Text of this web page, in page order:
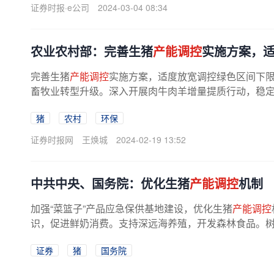
证券时报·e公司
2024-03-04 08:34
农业农村部：完善生猪产能调控实施方案，
完善生猪产能调控实施方案，适度放宽调控绿色区间下
畜牧业转型升级。深入开展肉牛肉羊增量提质行动，稳
猪 农村
环保
证券时报网
王焕城 2024-02-19 13:52
中共中央、国务院：优化生猪产能调控机制
加强“菜篮子”产品应急保供基地建设，优化生猪产能调控
识，促进鲜奶消费。支持深远海养殖，开发森林食品。
证券 猪
国务院